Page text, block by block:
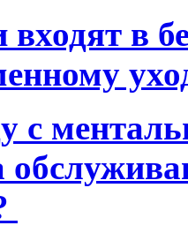
входят в
с